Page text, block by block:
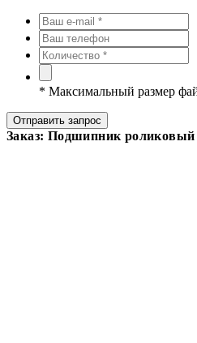
* Максимальный размер
Отправить запрос
Заказ: Подшипник роликовый